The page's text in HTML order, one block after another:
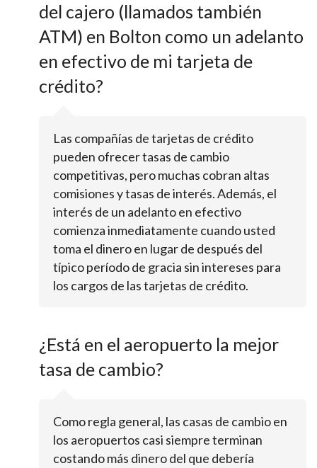
del cajero (llamados también
ATM) en Bolton como un adelanto
en efectivo de mi tarjeta de
crédito?
Las compañías de tarjetas de crédito
pueden ofrecer tasas de cambio
competitivas, pero muchas cobran altas
comisiones y tasas de interés. Además, el
interés de un adelanto en efectivo
comienza inmediatamente cuando usted
toma el dinero en lugar de después del
típico período de gracia sin intereses para
los cargos de las tarjetas de crédito.
¿Está en el aeropuerto la mejor
tasa de cambio?
Como regla general, las casas de cambio en
los aeropuertos casi siempre terminan
costando más dinero del que debería